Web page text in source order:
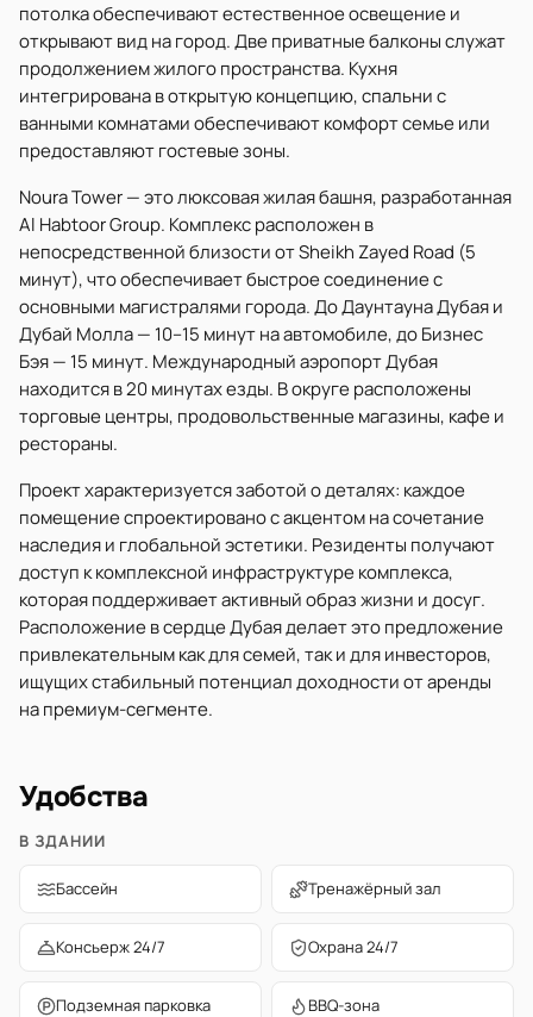
потолка обеспечивают естественное освещение и
открывают вид на город. Две приватные балконы служат
продолжением жилого пространства. Кухня
интегрирована в открытую концепцию, спальни с
ванными комнатами обеспечивают комфорт семье или
предоставляют гостевые зоны.
Noura Tower — это люксовая жилая башня, разработанная
Al Habtoor Group. Комплекс расположен в
непосредственной близости от Sheikh Zayed Road (5
минут), что обеспечивает быстрое соединение с
основными магистралями города. До Даунтауна Дубая и
Дубай Молла — 10–15 минут на автомобиле, до Бизнес
Бэя — 15 минут. Международный аэропорт Дубая
находится в 20 минутах езды. В округе расположены
торговые центры, продовольственные магазины, кафе и
рестораны.
Проект характеризуется заботой о деталях: каждое
помещение спроектировано с акцентом на сочетание
наследия и глобальной эстетики. Резиденты получают
доступ к комплексной инфраструктуре комплекса,
которая поддерживает активный образ жизни и досуг.
Расположение в сердце Дубая делает это предложение
привлекательным как для семей, так и для инвесторов,
ищущих стабильный потенциал доходности от аренды
на премиум-сегменте.
Удобства
В ЗДАНИИ
Бассейн Тренажёрный зал
Консьерж 24/7 Охрана 24/7
Подземная парковка BBQ-зона